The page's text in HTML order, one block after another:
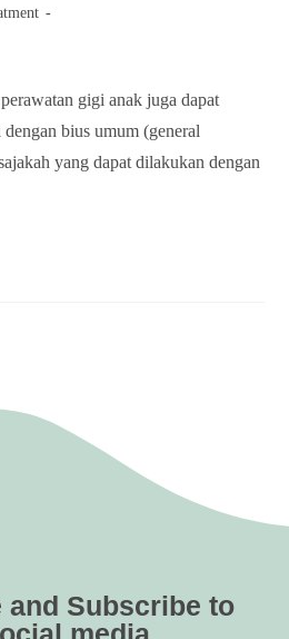
gigi anak juga dapat
bius umum (general
yang dapat dilakukan dengan
and Subscribe to